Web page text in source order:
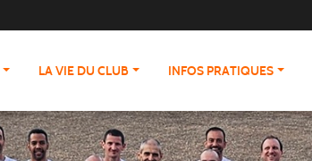
LA VIE DU CLUB INFOS PRATIQUES